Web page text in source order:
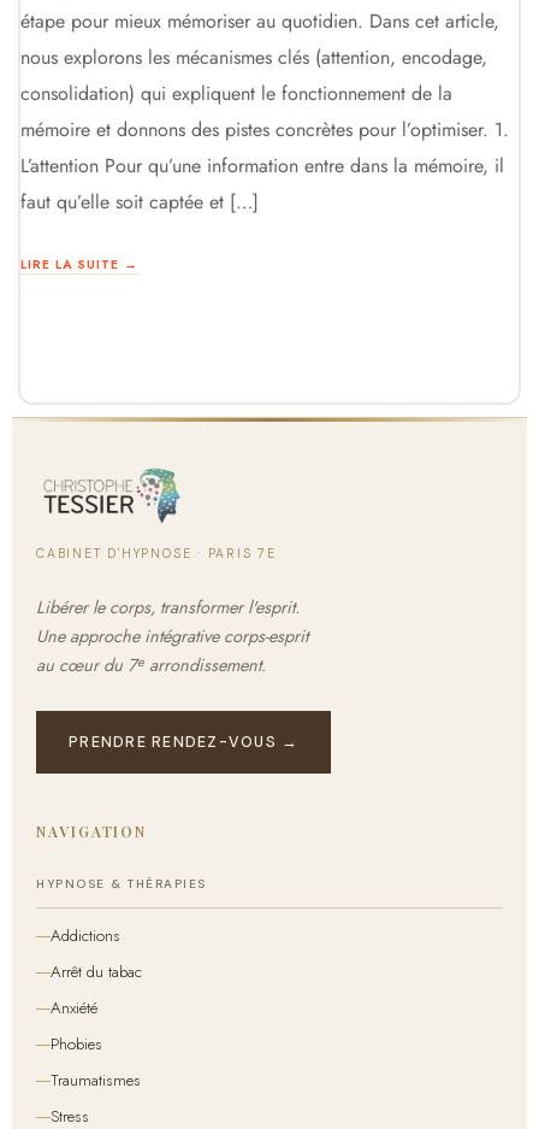
étape pour mieux mémoriser au quotidien. Dans cet article,
nous explorons les mécanismes clés (attention, encodage,
consolidation) qui expliquent le fonctionnement de la
mémoire et donnons des pistes concrètes pour l’optimiser. 1.
L’attention Pour qu’une information entre dans la mémoire, il
faut qu’elle soit captée et […]
LIRE LA SUITE →
CABINET D'HYPNOSE · PARIS 7E
Libérer le corps, transformer l'esprit.
Une approche intégrative corps-esprit
au cœur du 7e arrondissement.
PRENDRE RENDEZ-VOUS →
NAVIGATION
HYPNOSE & THÉRAPIES
Addictions
Arrêt du tabac
Anxiété
Phobies
Traumatismes
Stress